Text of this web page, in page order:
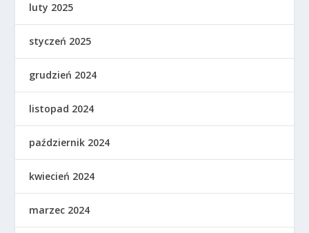
luty 2025
styczeń 2025
grudzień 2024
listopad 2024
październik 2024
kwiecień 2024
marzec 2024